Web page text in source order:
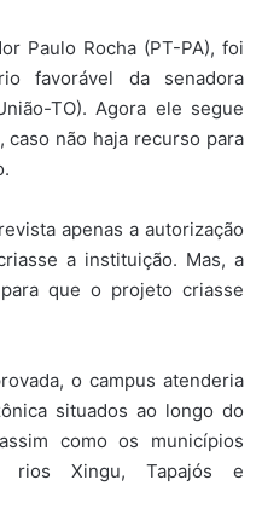
Paulo Rocha (PT-PA), foi
favorável da senadora
TO). Agora ele segue
caso não haja recurso para
apenas a autorização
a instituição. Mas, a
que o projeto criasse
o campus atenderia
situados ao longo do
como os municípios
rios Xingu, Tapajós e